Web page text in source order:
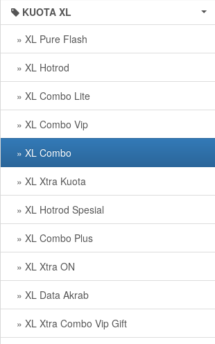
KUOTA XL
» XL Pure Flash
» XL Hotrod
» XL Combo Lite
» XL Combo Vip
» XL Combo
» XL Xtra Kuota
» XL Hotrod Spesial
» XL Combo Plus
» XL Xtra ON
» XL Data Akrab
» XL Xtra Combo Vip Gift